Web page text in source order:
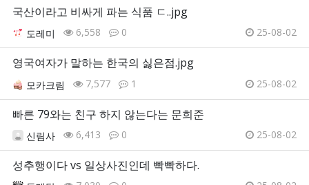
국산이라고 비싸게 파는 식품 ㄷ..jpg
도레미 6,558 0 25-08-02
영국여자가 말하는 한국의 싫은점.jpg
모카크림 7,577 1 25-08-02
빠른 79와는 친구 하지 않는다는 문희준
신림사 6,413 0 25-08-02
성추행이다 vs 일상사진인데 빡빡하다.